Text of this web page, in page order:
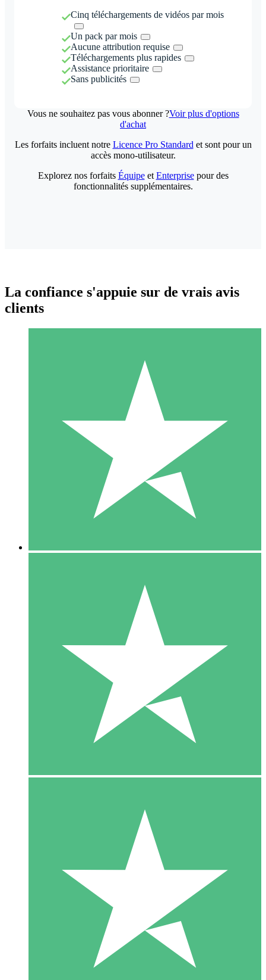
Cinq téléchargements de vidéos par mois
Un pack par mois
Aucune attribution requise
Téléchargements plus rapides
Assistance prioritaire
Sans publicités
Vous ne souhaitez pas vous abonner ?Voir plus d'options
d'achat
Packs de Crédits Individuels
Payez à l'utilisation avec des crédits de téléchargement. Sans
1 Téléchargement
10 00
10 Téléchargements
20 00
Les forfaits incluent notre Licence Pro Standard et sont pour un
accès mono-utilisateur.
Explorez nos forfaits Équipeet Enterprisepour des
fonctionnalités supplémentaires.
La confiance s'appuie sur de vrais avis
clients